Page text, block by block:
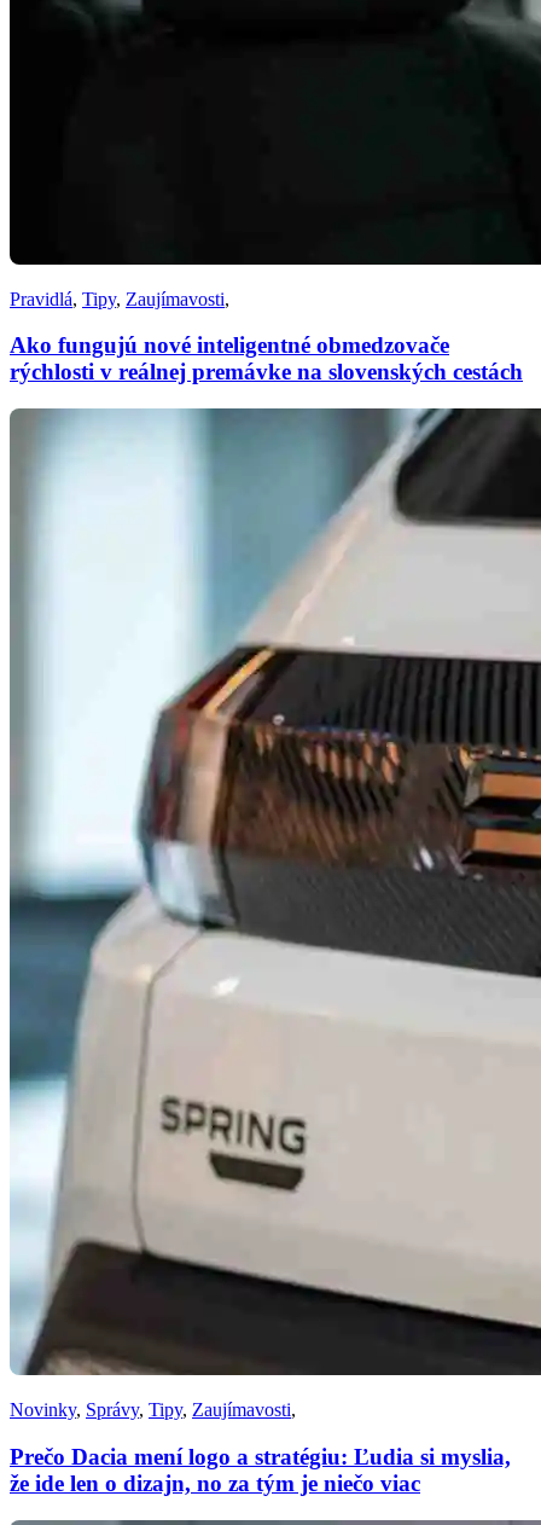
Pravidlá, Tipy, Zaujímavosti,
Ako fungujú nové inteligentné obmedzovače
rýchlosti v reálnej premávke na slovenských cestách
Novinky, Správy, Tipy, Zaujímavosti,
Prečo Dacia mení logo a stratégiu: Ľudia si myslia,
že ide len o dizajn, no za tým je niečo viac